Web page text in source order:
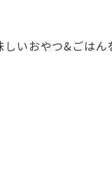
しいおやつ&ごはん